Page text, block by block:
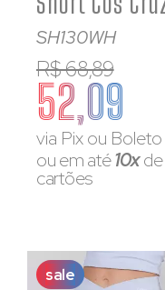
SH130WH
R$ 68,89
52,09
via Pix ou Boleto
ou em até10xde
cartões
sale